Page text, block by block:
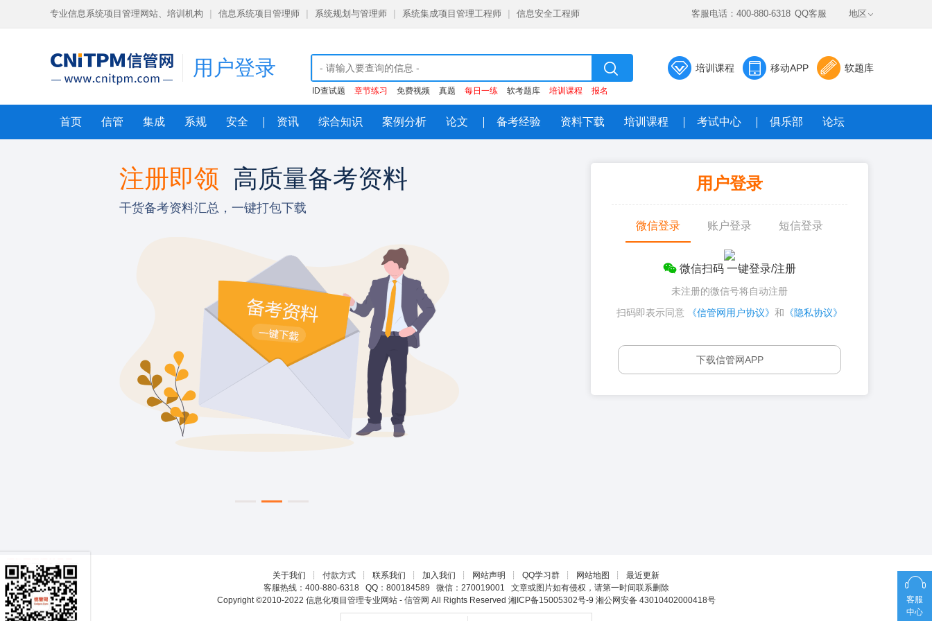
专业信息系统项目管理网站、培训机构 信息系统项目管理师 系统规划与管理师 系统集成项目管理工程师 信息安全工程师 客服电话：400-880-6318 QQ客服 地区
软题库
移动APP
培训课程
ID查试题 章节练习 免费视频 真题 每日一练 软考题库 培训课程 报名
用户登录
首页 信管 集成 系规 安全 资讯 综合知识 案例分析 论文 备考经验 资料下载 培训课程 考试中心 俱乐部 论坛
注册即领 高质量备考资料
干货备考资料汇总，一键打包下载
大数据题库系统
每日一练，章节练习，历年真题，全真模考免费答
用户登录
微信登录 账户登录 短信登录
微信扫码 一键登录/注册
未注册的微信号将自动注册
扫码即表示同意
《信管网用户协议》 和 《隐私协议》
下载信管网APP
关于我们 ┊ 付款方式 ┊ 联系我们 ┊ 加入我们 ┊ 网站声明 ┊ QQ学习群 ┊ 网站地图 ┊ 最近更新
客服热线：400-880-6318 QQ：800184589 微信：270019001 文章或图片如有侵权，请第一时间联系删除
Copyright ©2010-2022 信息化项目管理专业网站 - 信管网 All Rights Reserved 湘ICP备15005302号-9 湘公网安备 43010402000418号
客服
中心